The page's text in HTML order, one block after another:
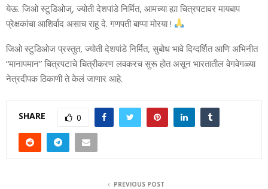
येऊ. जिओ स्टुडिओज्, ज्योती देशपांडे निर्मित, आमच्या ह्या चित्रपटावर मायबाप
प्रेक्षकांचा आशिर्वाद असाच राहू दे. गणपती बाप्पा मोरया !
जिओ स्टुडिओज प्रस्तुत, ज्योती देशपांडे निर्मित, सुबोध भावे दिग्दर्शित आणि अभिनीत
“मानापमान” चित्रपटाचे चित्रीकरण लवकरच सुरू होत असून भारतातील वेगवेगळ्या
नेत्रदीपक ठिकाणी ते केलं जाणार आहे.
SHARE 0
PREVIOUS POST